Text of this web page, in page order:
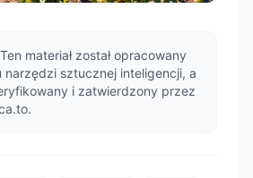
Ten materiał został opracowany
narzędzi sztucznej inteligencji, a
i zatwierdzony przez